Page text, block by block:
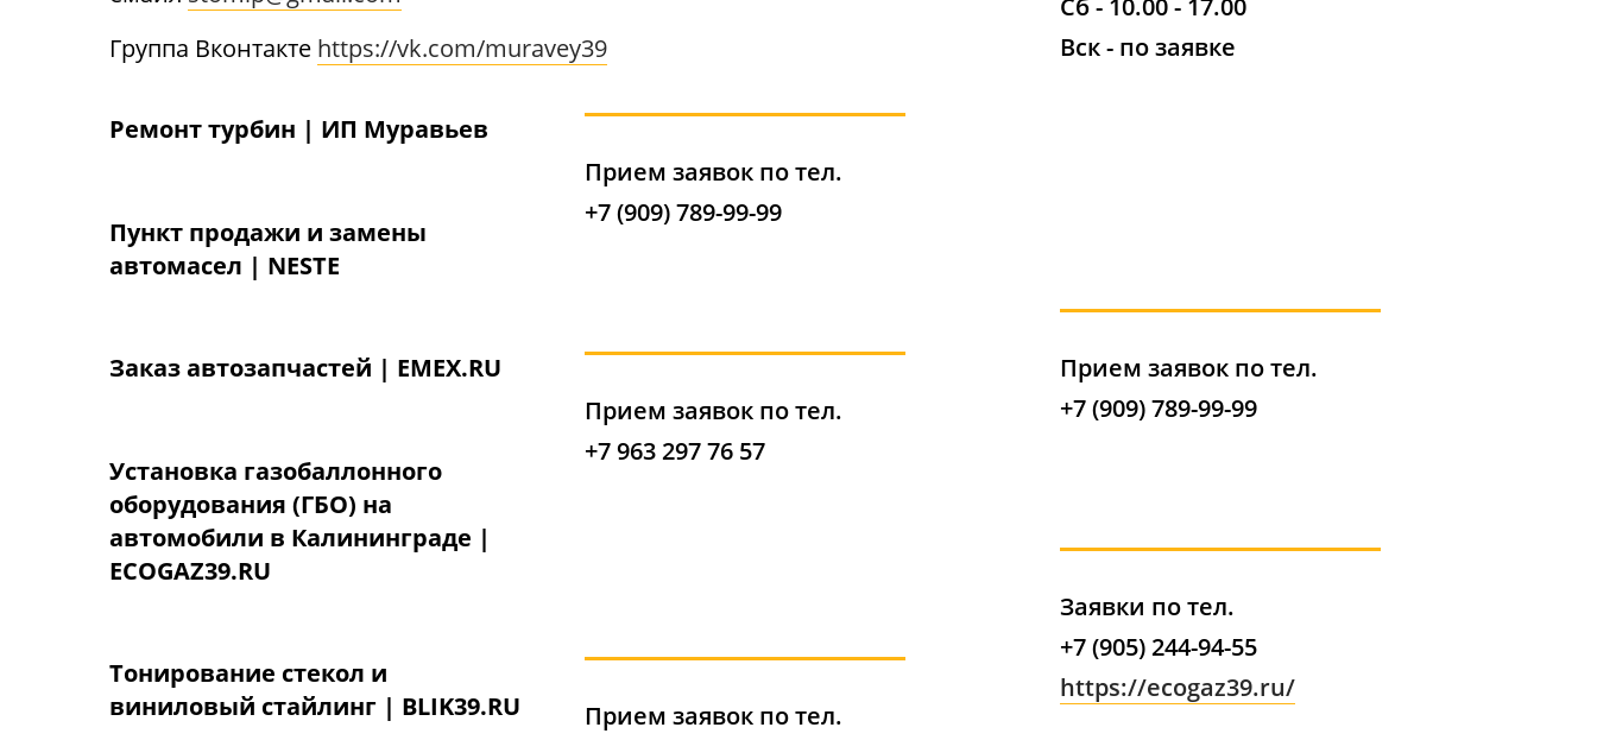
Сб - 10.00 - 17.00
Вск - по заявке​
Группа Вконтакте https://vk.com/muravey39
Прием заявок по тел.
+7 (909) 789-99-99
Ремонт турбин | ИП Муравьев
Прием заявок по тел.
+7 (909) 789-99-99​
Пункт продажи и замены
автомасел | NESTE
Прием заявок по тел.
+7 963 297 76 57​​
Заказ автозапчастей | EMEX.RU
Заявки по тел.
+7 (905) 244-94-55
https://ecogaz39.ru/
Установка газобаллонного
оборудования (ГБО) на
автомобили в Калининграде |
ECOGAZ39.RU
Прием заявок по тел.
Тонирование стекол и
виниловый стайлинг | BLIK39.RU